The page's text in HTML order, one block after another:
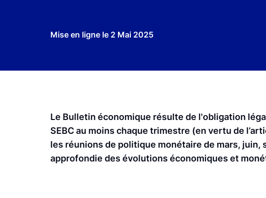
Mise en ligne le 2 Mai 2025
Le Bulletin économique résulte de l'obligation
SEBC au moins chaque trimestre (en vertu de
les réunions de politique monétaire de mars,
approfondie des évolutions économiques et